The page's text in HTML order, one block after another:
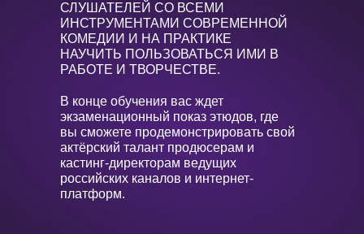
СЛУШАТЕЛЕЙ СО ВСЕМИ
ИНСТРУМЕНТАМИ СОВРЕМЕННОЙ
КОМЕДИИ И НА ПРАКТИКЕ
НАУЧИТЬ ПОЛЬЗОВАТЬСЯ ИМИ В
РАБОТЕ И ТВОРЧЕСТВЕ.
В конце обучения вас ждет
экзаменационный показ этюдов, где
вы сможете продемонстрировать свой
актёрский талант продюсерам и
кастинг-директорам ведущих
российских каналов и интернет-
платформ.